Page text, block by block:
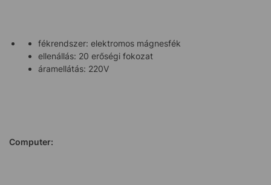
fékrendszer: elektromos mágnesfék
ellenállás: 20 erőségi fokozat
áramellátás: 220V
Computer: